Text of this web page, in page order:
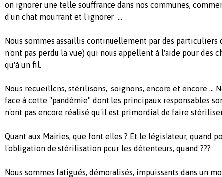
on ignorer une telle souffrance dans nos communes,
d'un chat mourrant et l'ignorer ...
Nous sommes assaillis continuellement par des particuliers
n'ont pas perdu la vue) qui nous appellent à l'aide pour des
qu'à un fil.
Nous recueillons, stérilisons, soignons, encore et encore ...
face à cette "pandémie" dont les principaux responsables
n'ont pas encore réalisé qu'il est primordial de faire
Quant aux Mairies, que font elles ? Et le législateur, quand
l'obligation de stérilisation pour les détenteurs, quand ???
Nous sommes fatigués, démoralisés, impuissants dans un